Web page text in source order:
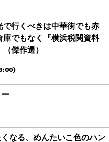
で行くべきは中華街でも赤
庫でもなく『横浜税関資料
（傑作選）
ー
なる、めんたいこ色のハン